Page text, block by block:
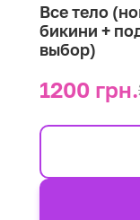
Все тело
бикини +
выбор)
1200 грн.